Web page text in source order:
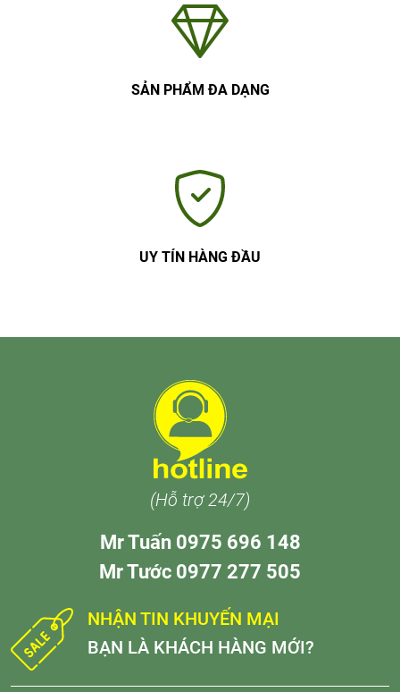
SẢN PHẨM ĐA DẠNG
UY TÍN HÀNG ĐẦU
(Hỗ trợ 24/7)
Mr Tuấn 0975 696 148
Mr Tước 0977 277 505
NHẬN TIN KHUYẾN MẠI
BẠN LÀ KHÁCH HÀNG MỚI?